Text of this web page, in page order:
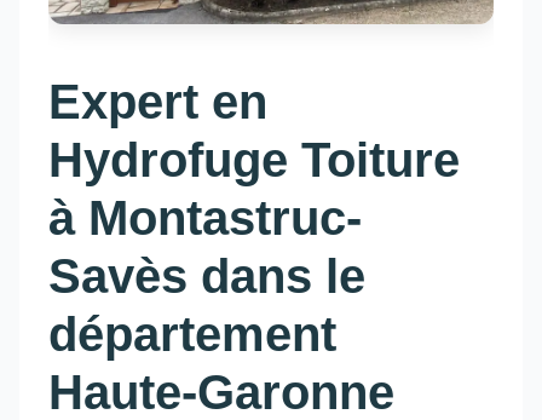
Expert en
Hydrofuge Toiture
à Montastruc-
Savès dans le
département
Haute-Garonne